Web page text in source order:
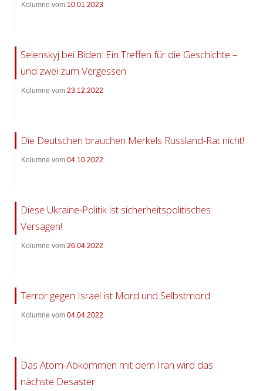
Kolumne vom 10.01.2023
Selenskyj bei Biden: Ein Treffen für die Geschichte –
und zwei zum Vergessen
Kolumne vom 23.12.2022
Die Deutschen brauchen Merkels Russland-Rat nicht!
Kolumne vom 04.10.2022
Diese Ukraine-Politik ist sicherheitspolitisches
Versagen!
Kolumne vom 26.04.2022
Terror gegen Israel ist Mord und Selbstmord
Kolumne vom 04.04.2022
Das Atom-Abkommen mit dem Iran wird das
nächste Desaster